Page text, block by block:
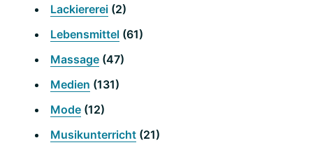
Lackiererei (2)
Lebensmittel (61)
Massage (47)
Medien (131)
Mode (12)
Musikunterricht (21)